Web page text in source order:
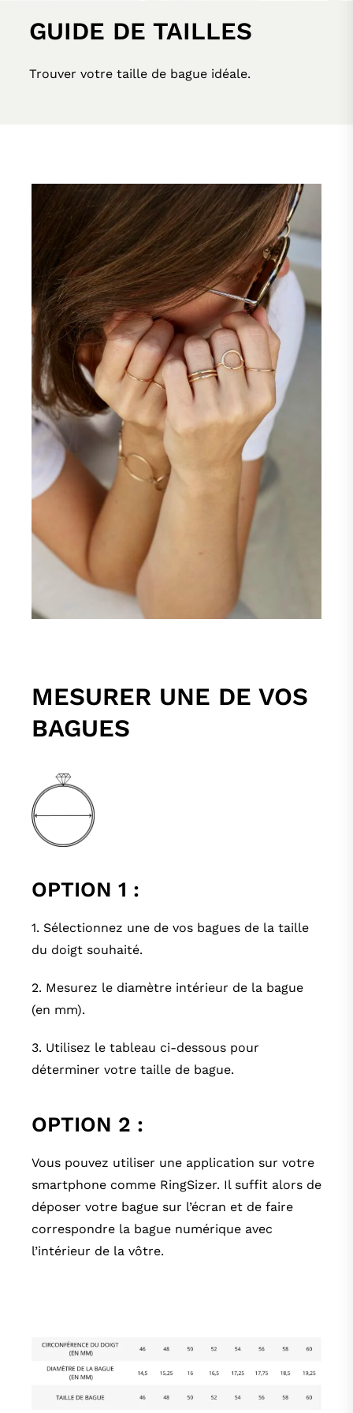
PANIER
GUIDE DE TAILLES
Trouver votre taille de bague idéale.
MESURER UNE DE VOS
BAGUES
OPTION 1 :
1. Sélectionnez une de vos bagues de la taille
du doigt souhaité.
2. Mesurez le diamètre intérieur de la bague
(en mm).
3. Utilisez le tableau ci-dessous pour
déterminer votre taille de bague.
OPTION 2 :
Vous pouvez utiliser une application sur votre
smartphone comme RingSizer. Il suffit alors de
déposer votre bague sur l’écran et de faire
correspondre la bague numérique avec
l’intérieur de la vôtre.